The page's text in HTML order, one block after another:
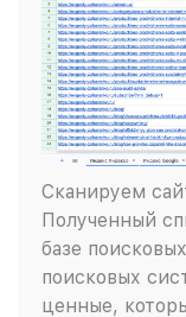
Сканируем
Полученный
базе
поисковых
ценные,